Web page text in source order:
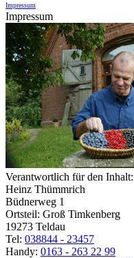
Impressum
Impressum
Verantwortlich für den Inhalt:
Heinz Thümmrich
Büdnerweg 1
Ortsteil: Groß Timkenberg
19273 Teldau
Tel: 038844 - 23457
Handy: 0163 - 263 22 99